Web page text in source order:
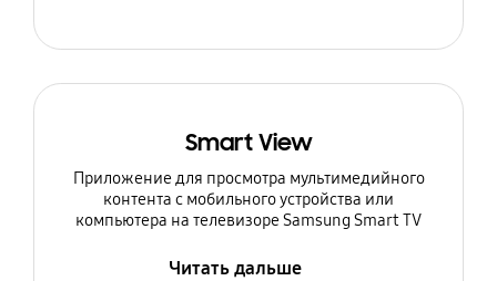
Smart View
Приложение для просмотра мультимедийного
контента с мобильного устройства или
компьютера на телевизоре Samsung Smart TV
Читать дальше